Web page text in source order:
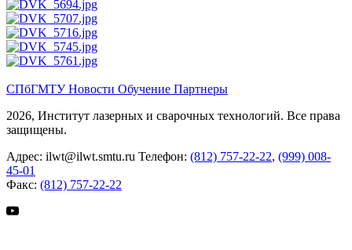
СПбГМТУНовости Обучение Партнеры
2026, Институт лазерных и сварочных технологий. Все права
защищены.
Адрес: ilwt@ilwt.smtu.ru Телефон: (812) 757-22-22, (999) 008-
45-01
Факс: (812) 757-22-22